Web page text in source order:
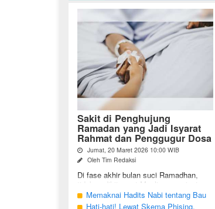
Sakit di Penghujung
Ramadan yang Jadi Isyarat
Rahmat dan Penggugur Dosa
Jumat, 20 Maret 2026 10:00 WIB
Oleh Tim Redaksi
Di fase akhir bulan suci Ramadhan,
tidak sedikit umat Muslim yang justru
diuji dengan kondisi kesehatan yang
menurun. Di tengah ...
Memaknai Hadits Nabi tentang Bau
Mulut Orang Berpuasa Secara Bijak
Hati-hati! Lewat Skema Phising,